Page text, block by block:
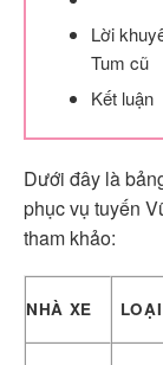
Lời
Tum cũ
Kết luận
Dưới đây là
phục vụ tuyến
tham khảo:
NHÀ XE